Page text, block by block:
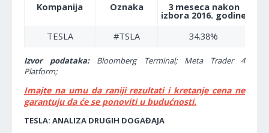
Kompanija Oznaka 3 meseca nakon
izbora 2016. godine
TESLA
#TSLA 34.38%
Izvor podataka: Bloomberg Terminal; Meta Trader 4
Platform;
Imajte na umu da raniji rezultati i kretanje cena ne
garantuju da će se ponoviti u budućnosti.
TESLA: ANALIZA DRUGIH DOGAĐAJA